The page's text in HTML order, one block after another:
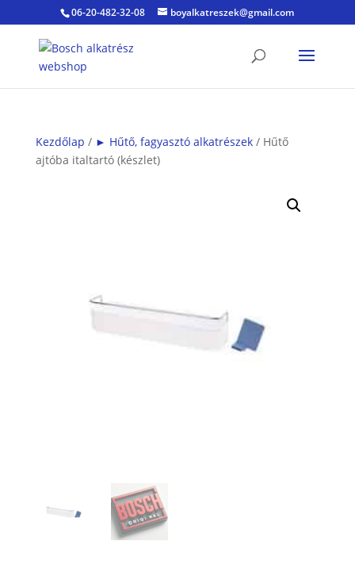
06-20-482-32-08 boyalkatreszek@gmail.com
Kezdőlap / ► Hűtő, fagyasztó alkatrészek/ Hűtő
ajtóba italtartó (készlet)